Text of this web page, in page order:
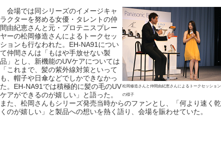
松岡修造さんと仲間由紀恵さんによるトークセッション
の様子
会場では同シリーズのイメージキャ
ラクターを努める女優・タレントの仲
間由紀恵さんと元・プロテニスプレー
ヤーの松岡修造さんによるトークセッ
ションも行なわれた。EH-NA91につい
て仲間さんは「もはや手放せない製
品」とし、新機能のUVケアについては
「これまで、髪の紫外線対策といって
も、帽子や日傘などでしかできなかっ
た。EH-NA91では積極的に髪の毛のUV
ケアができるのが嬉しい」と語った。
また、松岡さんもシリーズ発売当時からのファンとし、「何より速く乾
くのが嬉しい」と製品への想いを熱く語り、会場を賑わせていた。